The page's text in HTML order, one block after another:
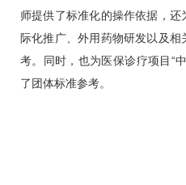
师提供了标准化的操作依据，
际化推广、外用药物研发以及
考。同时，也为医保诊疗项目“
了团体标准参考。